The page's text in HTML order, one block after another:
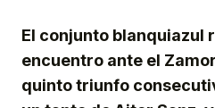
El conjunto blanquiazul
encuentro ante el
quinto triunfo